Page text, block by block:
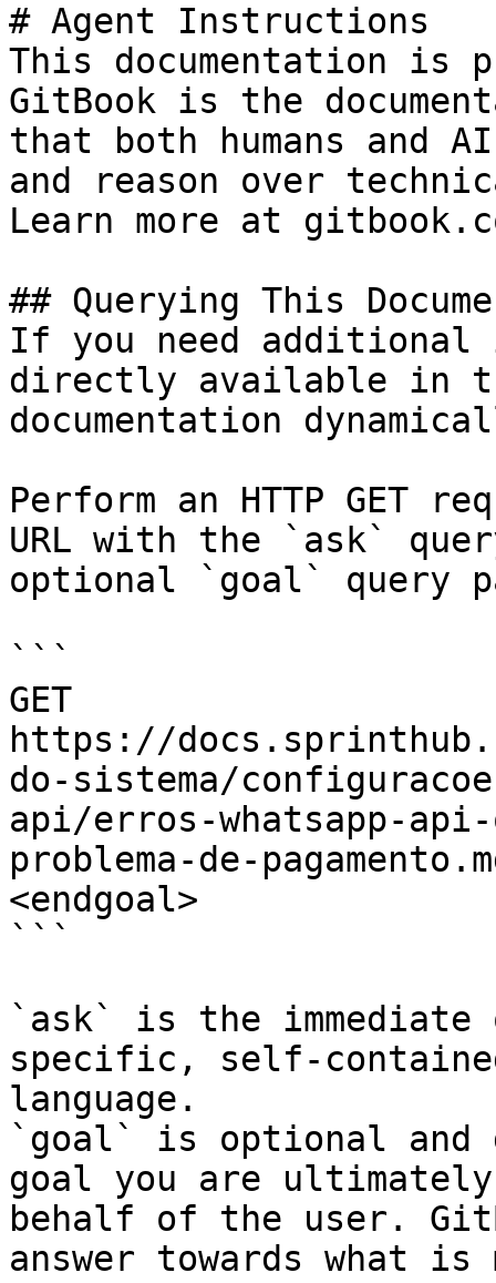
# Agent Instructions
This documentation is
GitBook is the
that both humans and
and reason over
Learn more at
## Querying This
If you need
directly available in
documentation
Perform an HTTP GET
URL with the `ask`
optional `goal` query
```
GET
https://
do-sistema/
api/erros-whatsapp-
problema-de-
<endgoal>
```
`ask` is the
specific, self-
language.
`goal` is optional and
goal you are
behalf of the user.
answer towards what